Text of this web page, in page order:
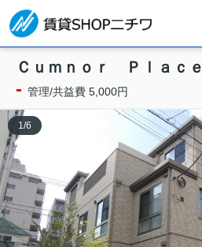
Ｃｕｍｎｏｒ Ｐｌａｃｅ
- 管理/共益費 5,000円
1 /6